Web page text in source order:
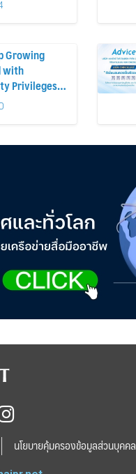
Growing
with
Privileges
on
นโยบายคุ้มครองข้อมูลส่วนบุคคล